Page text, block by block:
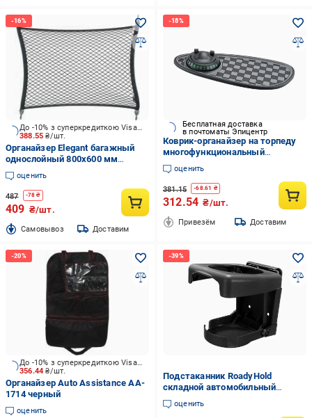
388.55₴/шт.
До -10% з суперкредиткою Visa Вигода
Органайзер Elegant багажный
однослойный 800x600 мм
106731_EL 100674 черный
оценить
487 -78 ₴
409 ₴/шт.
Cамовывоз Доставим
Бесплатная доставка
в почтоматы Эпицентр
Коврик-органайзер на торпеду
многофункциональный
держатель смартфона и
скрытый номер телефона
(2980240942)
оценить
381.15 -68.61 ₴
312.54 ₴/шт.
Привезём Доставим
356.44₴/шт.
До -10% з суперкредиткою Visa Вигода
Органайзер Auto Assistance AA-
1714 черный
оценить
Подстаканник RoadyHold
складной автомобильный
Черный (2228)
оценить